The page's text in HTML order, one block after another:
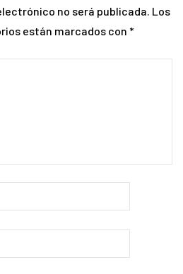
no será publicada. Los
están marcados con *